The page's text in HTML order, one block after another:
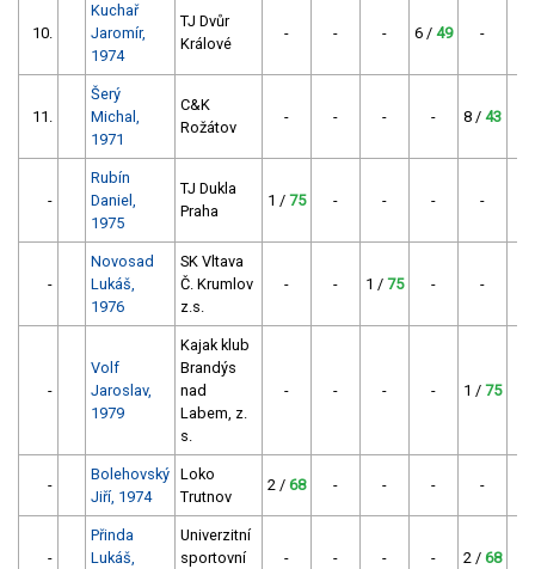
10.
Kuchař
Jaromír,
1974
TJ Dvůr
Králové
- - - 6 / 49 -
11.
Šerý
Michal,
1971
C&K
Rožátov
- - - - 8 / 43
-
Rubín
Daniel,
1975
TJ Dukla
Praha
1 / 75 - - - -
-
Novosad
Lukáš,
1976
SK Vltava
Č. Krumlov
z.s.
- - 1 / 75 - -
-
Volf
Jaroslav,
1979
Kajak klub
Brandýs
nad
Labem, z.
s.
- - - - 1 / 75
-
Bolehovský
Jiří, 1974
Loko
Trutnov
2 / 68 - - - -
-
Přinda
Lukáš,
Univerzitní
sportovní
- - - - 2 / 68